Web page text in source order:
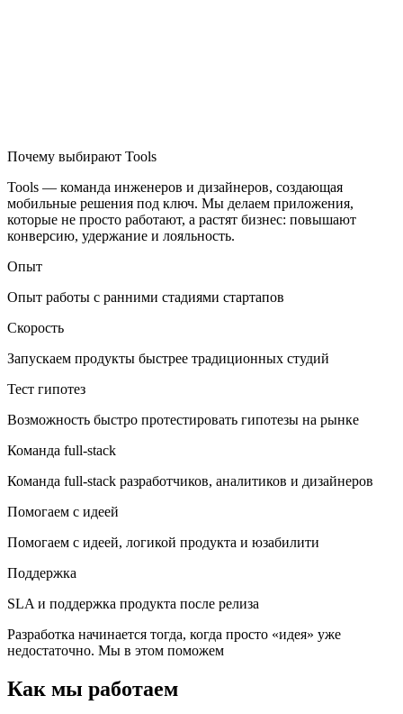
Почему выбирают Tools
Tools — команда инженеров и дизайнеров, создающая
мобильные решения под ключ. Мы делаем приложения,
которые не просто работают, а растят бизнес: повышают
конверсию, удержание и лояльность.
Опыт
Опыт работы с ранними стадиями стартапов
Скорость
Запускаем продукты быстрее традиционных студий
Тест гипотез
Возможность быстро протестировать гипотезы на рынке
Команда full-stack
Команда full-stack разработчиков, аналитиков и дизайнеров
Помогаем с идеей
Помогаем с идеей, логикой продукта и юзабилити
Поддержка
SLA и поддержка продукта после релиза
Разработка начинается тогда, когда просто «идея» уже
недостаточно. Мы в этом поможем
Как мы работаем